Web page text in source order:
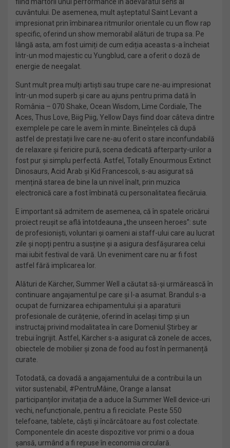
cuvântului. De asemenea, mult așteptatul Saint Levant a
impresionat prin îmbinarea ritmurilor orientale cu un flow rap
specific, oferind un show memorabil alături de trupa sa. Pe
lângă asta, am fost uimiți de cum ediția aceasta s-a încheiat
într-un mod majestic cu Yungblud, care a oferit o doză de
energie de neegalat.
Sunt mult prea mulți artiști sau trupe care ne-au impresionat
într-un mod superb și care au ajuns pentru prima dată în
România – 070 Shake, Ocean Wisdom, Lime Cordiale, The
Aces, Thus Love, Biig Piig, Yellow Days fiind doar câteva dintre
exemplele pe care le avem în minte. Bineînțeles că după
astfel de prestații live care ne-au oferit o stare inconfundabilă
de relaxare și fericire pură, scena dedicată afterparty-urilor a
fost pur și simplu perfectă. Astfel, Totally Enourmous Extinct
Dinosaurs, Acid Arab și Kid Francescoli, s-au asigurat să
mențină starea de bine la un nivel înalt, prin muzica
electronică care a fost îmbinată cu personalitatea fiecăruia.
E important să admitem de asemenea, că în spatele oricărui
proiect reușit se află întotdeauna „the unseen heroes”: sute
de profesioniști, voluntari și oameni ai staff-ului care au lucrat
zile și nopți pentru a susține și a asigura desfășurarea celui
mai iubit festival de vară. Un eveniment care nu ar fi fost
astfel fără implicarea lor.
Alături de Kärcher, Summer Well a căutat să-și urmărească în
continuare angajamentul pe care și l-a asumat. Brandul s-a
ocupat de furnizarea echipamentului și a aparaturii
profesionale de curățenie, oferind în același timp și un
instructaj privind modalitatea în care Domeniul Știrbey ar
trebui îngrijit. Astfel, Kärcher s-a asigurat că zonele de acces,
obiectele de mobilier și zona de food au fost în permanență
curate.
Totodată, ca dovadă a angajamentului de a contribui la un
viitor sustenabil, #PentruMâine, Orange a lansat
participanților invitația de a aduce la Summer Well device-uri
vechi, nefuncționale, pentru a fi reciclate. Peste 550
telefoane, tablete, căști și încărcătoare au fost colectate.
Componentele din aceste dispozitive vor primi o a doua
șansă, urmând a fi repuse în economia circulară.